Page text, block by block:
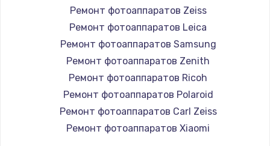
Ремонт фотоаппаратов Zeiss
Ремонт фотоаппаратов Leica
Ремонт фотоаппаратов Samsung
Ремонт фотоаппаратов Zenith
Ремонт фотоаппаратов Ricoh
Ремонт фотоаппаратов Polaroid
Ремонт фотоаппаратов Carl Zeiss
Ремонт фотоаппаратов Xiaomi